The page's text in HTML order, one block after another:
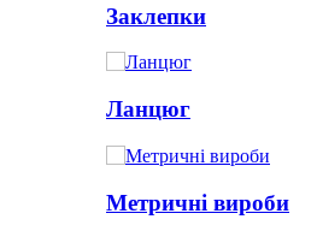
Заклепки
Ланцюг
Метричні вироби